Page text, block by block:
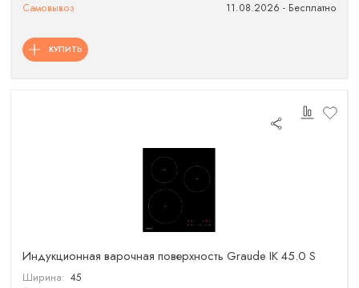
Самовывоз
11.08.2026 - Бесплатно
КУПИТЬ
Индукционная варочная поверхность Graude IK 45.0 S
Ширина: 45